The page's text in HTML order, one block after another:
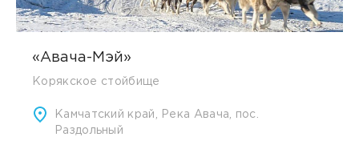
«Авача-Мэй»
Корякское стойбище
Камчатский край, Река Авача, пос.
Раздольный